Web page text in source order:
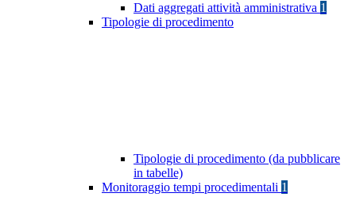
Dati aggregati attività amministrativa 1
Tipologie di procedimento
Tipologie di procedimento (da pubblicare
in tabelle)
Monitoraggio tempi procedimentali 1